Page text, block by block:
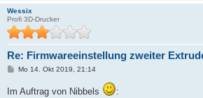
Wessix
Profi 3D-Drucker
Re: Firmwareeinstellung zweiter
B
t
Mo 14. Okt 2019, 21:14
Im Auftrag von Nibbels :